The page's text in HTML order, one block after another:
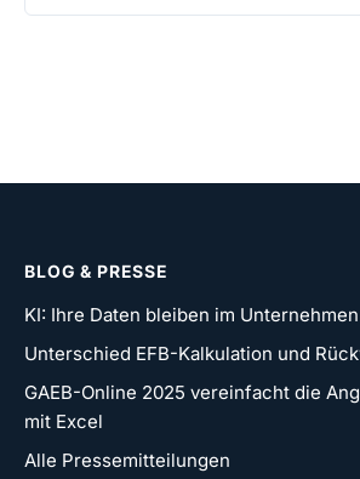
BLOG & PRESSE
KI: Ihre Daten bleiben im Unternehmen
Unterschied EFB-Kalkulation und
GAEB-Online 2025 vereinfacht die
mit Excel
Alle Pressemitteilungen